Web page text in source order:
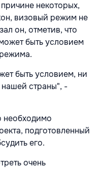
некоторых,
визовый режим не
он, отметив, что
быть условием
быть условием, ни
страны", -
необходимо
подготовленный
его.
очень